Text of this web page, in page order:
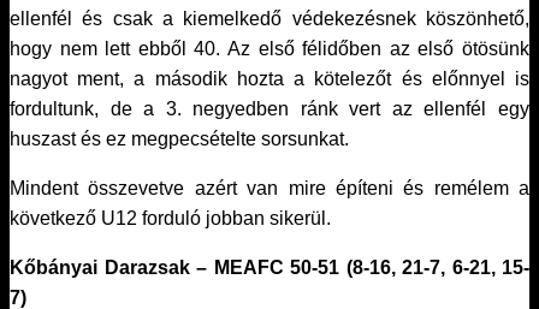
ellenfél és csak a kiemelkedő védekezésnek köszönhető,
hogy nem lett ebből 40. Az első félidőben az első ötösünk
nagyot ment, a második hozta a kötelezőt és előnnyel is
fordultunk, de a 3. negyedben ránk vert az ellenfél egy
huszast és ez megpecsételte sorsunkat.
Mindent összevetve azért van mire építeni és remélem a
következő U12 forduló jobban sikerül.
Kőbányai Darazsak – MEAFC 50-51 (8-16, 21-7, 6-21, 15-
7)